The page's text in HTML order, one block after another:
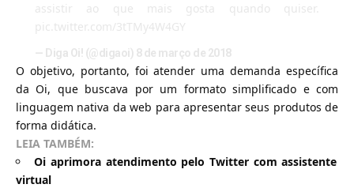
assistir ao que mais gosta quando quiser.
pic.twitter.com/3tTMy4W4GY
— Diga Oi! (@digaoi) 8 de março de 2018
O objetivo, portanto, foi atender uma demanda específica
da Oi, que buscava por um formato simplificado e com
linguagem nativa da web para apresentar seus produtos de
forma didática.
LEIA TAMBÉM:
Oi aprimora atendimento pelo Twitter com assistente
virtual